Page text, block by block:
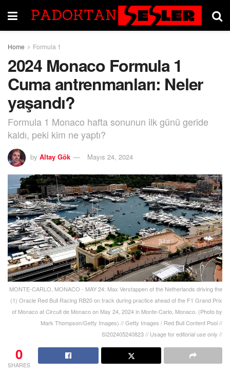
Home Formula 1
2024 Monaco Formula 1
Cuma antrenmanları: Neler
yaşandı?
Formula 1 Monaco hafta sonunun ilk günü geride
kaldı, peki kim ne yaptı?
by Altay Gök Mayıs 24, 2024
MONTE-CARLO, MONACO - MAY 24: Max Verstappen of the Netherlands driving the
(1) Oracle Red Bull Racing RB20 on track during practice ahead of the F1 Grand Prix
of Monaco at Circuit de Monaco on May 24, 2024 in Monte-Carlo, Monaco. (Photo by
Mark Thompson/Getty Images) // Getty Images / Red Bull Content Pool //
SI202405240823 // Usage for editorial use only //
0
SHARES